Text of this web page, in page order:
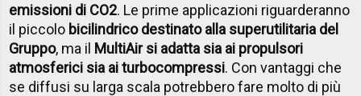
emissioni di CO2. Le prime applicazioni riguarderanno
il piccolo bicilindrico destinato alla superutilitaria del
Gruppo, ma il MultiAir si adatta sia ai propulsori
atmosferici sia ai turbocompressi. Con vantaggi che
se diffusi su larga scala potrebbero fare molto di più